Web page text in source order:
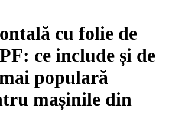
cu folie de
ce include și de
mai populară
mașinile din